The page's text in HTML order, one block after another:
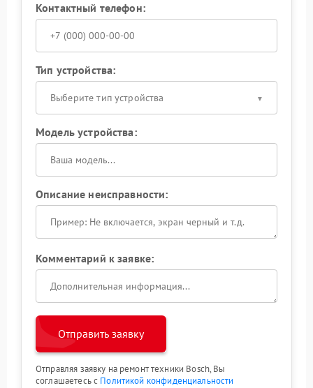
Контактный телефон:
Тип устройства:
Выберите тип устройства
Модель устройства:
Описание неисправности:
Комментарий к заявке:
Отправить заявку
Отправляя заявку на ремонт техники Bosch, Вы
соглашаетесь с Политикой конфиденциальности